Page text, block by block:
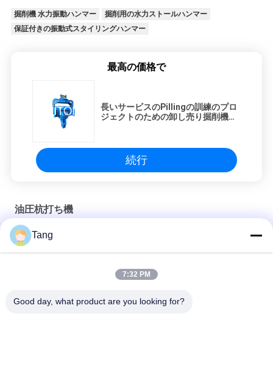
掘削機 水力振動ハンマー
掘削用の水力ストールハンマー
保証付きの振動式スタイリングハンマー
最高の価格で
長いサービスのPillingの訓練のプロ
ジェクトのための卸し売り掘削機の
続行
油圧杭打ち機
20T掘削機の油圧杭打ち機の影響のVibroのハンマー
Tang
7:32 PM
Good day, what product are you looking for?